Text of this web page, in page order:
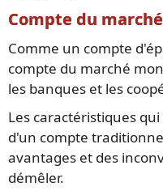
Compte du
Comme un compte
compte du marché
les banques et les
Les caractéristiques
d'un compte
avantages et des
démêler.